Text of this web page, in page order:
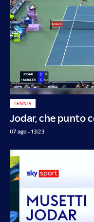
Jodar, che punto
TENNIS
07 ago - 13:23